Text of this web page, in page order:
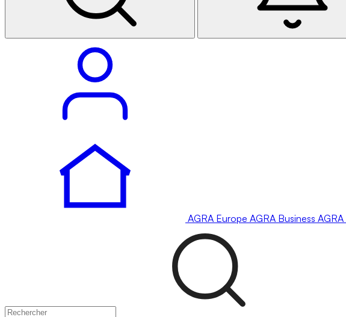
AGRA Europe AGRA Business AGRA